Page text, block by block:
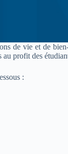
de vie et de
au profit des
: